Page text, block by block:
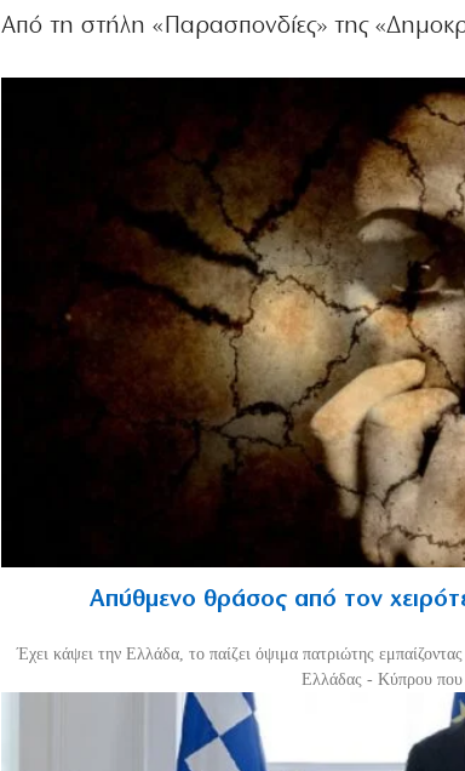
Από τη στήλη «Παρασπονδίες» της
Απύθμενο θράσος από τον
Έχει κάψει την Ελλάδα, το παίζει όψιμα πατριώτης
Ελλάδας - Κύπρου που